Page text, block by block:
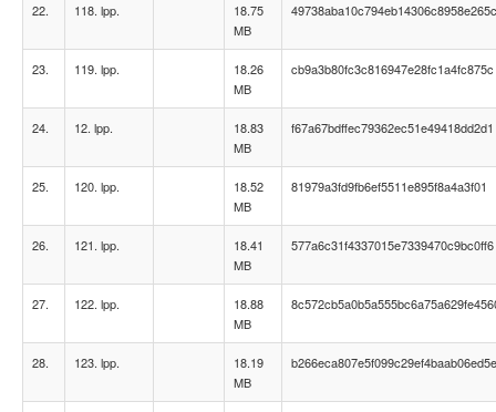
22. 118. lpp.
18.75
MB
23. 119. lpp.
18.26
MB
cb9a3b80fc3c816947e28fc1a4fc875c
24. 12. lpp.
18.83
MB
f67a67bdffec79362ec51e49418dd2d1
25. 120. lpp.
18.52
MB
81979a3fd9fb6ef5511e895f8a4a3f01
26. 121. lpp.
18.41
MB
577a6c31f4337015e7339470c9bc0ff6
27. 122. lpp.
18.88
MB
28. 123. lpp.
18.19
MB
b266eca807e5f099c29ef4baab06ed5e